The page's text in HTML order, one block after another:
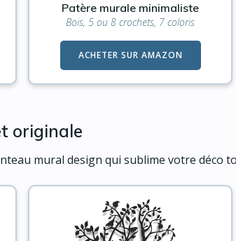
Patère murale minimaliste
Bois, 5 ou 8 crochets, 7 coloris
ACHETER SUR AMAZON
originale
mural design qui sublime votre déco